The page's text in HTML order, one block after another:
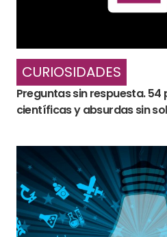
CURIOSIDADES
Preguntas sin respuesta.
científicas y absurdas sin